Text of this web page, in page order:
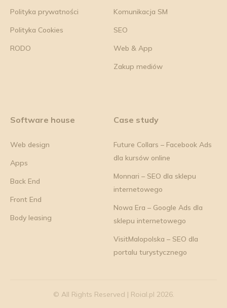
Polityka prywatności
Polityka Cookies
RODO
Komunikacja SM
SEO
Web & App
Zakup mediów
Software house
Web design
Apps
Back End
Front End
Body leasing
Case study
Future Collars – Facebook Ads
dla kursów online
Monnari – SEO dla sklepu
internetowego
Nowa Era – Google Ads dla
sklepu internetowego
VisitMalopolska – SEO dla
portalu turystycznego
© All Rights Reserved | Roial.pl 2026.